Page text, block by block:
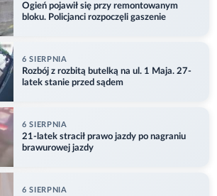
Ogień pojawił się przy remontowanym
bloku. Policjanci rozpoczęli gaszenie
6 SIERPNIA
Rozbój z rozbitą butelką na ul. 1 Maja. 27-
latek stanie przed sądem
6 SIERPNIA
21-latek stracił prawo jazdy po nagraniu
brawurowej jazdy
6 SIERPNIA